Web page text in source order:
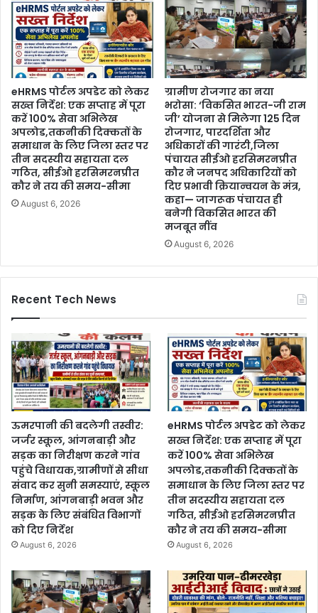
eHRMS पोर्टल अपडेट को लेकर
सख्त निर्देश: एक सप्ताह में पूरा
करें 100% सेवा अभिलेख
अपलोड,तकनीकी दिक्कतों के
समाधान के लिए जिला स्तर पर
तीन सदस्यीय सहायता दल
गठित, सीईओ हरसिमरनप्रीत
कौर ने तय की समय-सीमा
August 6, 2026
ग्रामीण रोजगार का नया
भरोसा: ‘विकसित भारत-जी राम
जी’ योजना से मिलेगा 125 दिन
रोजगार, पारदर्शिता और
अधिकारों की गारंटी,जिला
पंचायत सीईओ हरसिमरनप्रीत
कौर ने जनपद अधिकारियों को
दिए प्रभावी क्रियान्वयन के मंत्र,
कहा— जागरूक पंचायत ही
बनेगी विकसित भारत की
मजबूत नींव
August 6, 2026
Recent Tech News
ऊमरपानी की बदलेगी तस्वीर:
जर्जर स्कूल, आंगनबाड़ी और
सड़क का निरीक्षण करने गांव
पहुंचे विधायक,ग्रामीणों से सीधा
संवाद कर सुनी समस्याएं, स्कूल
निर्माण, आंगनबाड़ी भवन और
सड़क के लिए संबंधित विभागों
को दिए निर्देश
August 6, 2026
eHRMS पोर्टल अपडेट को लेकर
सख्त निर्देश: एक सप्ताह में पूरा
करें 100% सेवा अभिलेख
अपलोड,तकनीकी दिक्कतों के
समाधान के लिए जिला स्तर पर
तीन सदस्यीय सहायता दल
गठित, सीईओ हरसिमरनप्रीत
कौर ने तय की समय-सीमा
August 6, 2026